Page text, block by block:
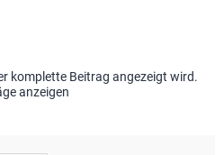
komplette Beitrag angezeigt wird.
anzeigen